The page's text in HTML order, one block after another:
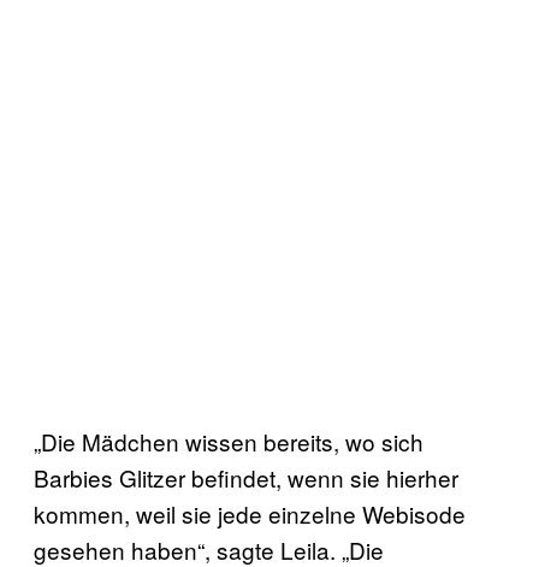
„Die Mädchen wissen bereits, wo sich
Barbies Glitzer befindet, wenn sie hierher
kommen, weil sie jede einzelne Webisode
gesehen haben“, sagte Leila. „Die